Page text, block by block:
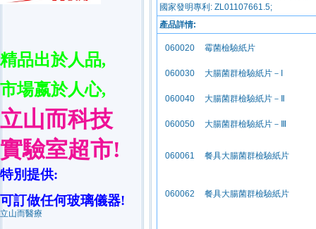
精品出於人品,
市場嬴於人心,
立山而科技
實驗室超市!
特別提供:
可訂做任何玻璃儀器!
立山而醫療
國家發明專利: ZL01107661.5;
產品詳情: